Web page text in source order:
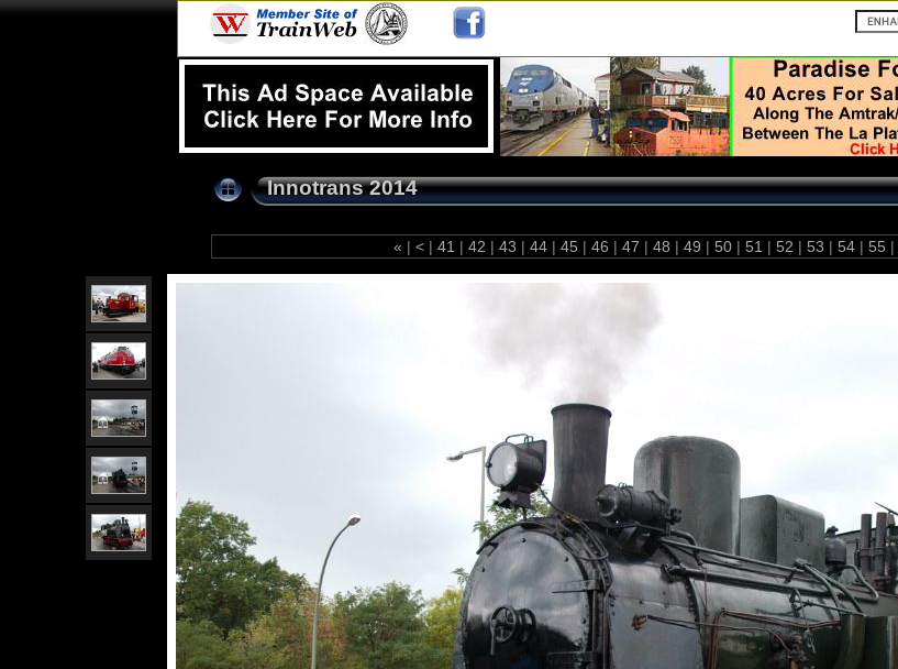
Innotrans 2014
« | < | 41 | 42 | 43 | 44 | 45 | 46 | 47 | 48 | 49 | 50 | 51 | 52 | 53 | 54 | 55 |